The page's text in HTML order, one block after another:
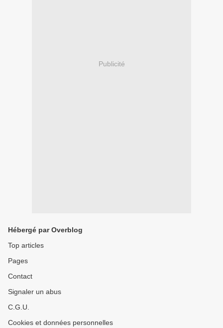
Publicité
Hébergé par Overblog
Top articles
Pages
Contact
Signaler un abus
C.G.U.
Cookies et données personnelles